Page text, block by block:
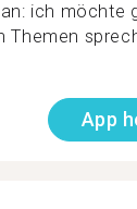
ich möchte
Themen
App